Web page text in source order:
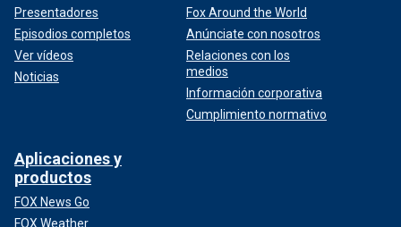
Presentadores
Episodios completos
Ver vídeos
Noticias
Fox Around the World
Anúnciate con nosotros
Relaciones con los
medios
Información corporativa
Cumplimiento normativo
Aplicaciones y
productos
FOX News Go
FOX Weather